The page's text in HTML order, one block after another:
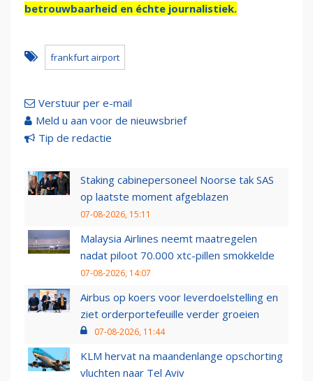
betrouwbaarheid en échte journalistiek.
frankfurt airport
Verstuur per e-mail
Meld u aan voor de nieuwsbrief
Tip de redactie
Staking cabinepersoneel Noorse tak SAS
op laatste moment afgeblazen
07-08-2026, 15:11
Malaysia Airlines neemt maatregelen
nadat piloot 70.000 xtc-pillen smokkelde
07-08-2026, 14:07
Airbus op koers voor leverdoelstelling en
ziet orderportefeuille verder groeien
07-08-2026, 11:44
KLM hervat na maandenlange opschorting
vluchten naar Tel Aviv